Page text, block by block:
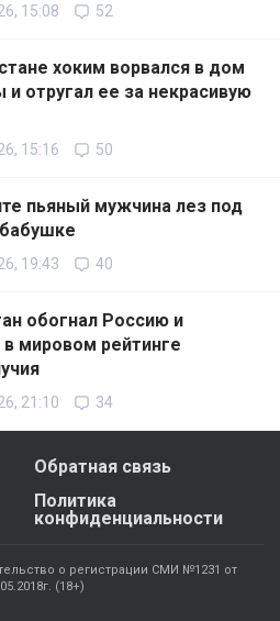
15:08 52
хоким ворвался в дом
отругал ее за некрасивую
15:16 50
пьяный мужчина лез под
19:43 40
обогнал Россию и
в мировом рейтинге
21:10 34
Обратная связь
Политика
конфиденциальности
о регистрации СМИ №1231 от
(18+)